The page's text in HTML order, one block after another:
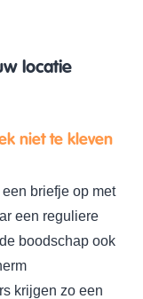
locatie
niet te kleven
briefje op met
een reguliere
boodschap ook
krijgen zo een